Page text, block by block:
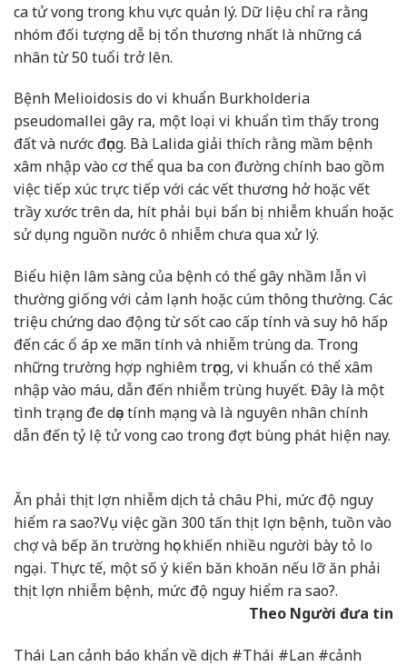
ca tử vong trong khu vực quản lý. Dữ liệu chỉ ra rằng
nhóm đối tượng dễ bị tổn thương nhất là những cá
nhân từ 50 tuổi trở lên.
Bệnh Melioidosis do vi khuẩn Burkholderia
pseudomallei gây ra, một loại vi khuẩn tìm thấy trong
đất và nước đọng. Bà Lalida giải thích rằng mầm bệnh
xâm nhập vào cơ thể qua ba con đường chính bao gồm
việc tiếp xúc trực tiếp với các vết thương hở hoặc vết
trầy xước trên da, hít phải bụi bẩn bị nhiễm khuẩn hoặc
sử dụng nguồn nước ô nhiễm chưa qua xử lý.
Biểu hiện lâm sàng của bệnh có thể gây nhầm lẫn vì
thường giống với cảm lạnh hoặc cúm thông thường. Các
triệu chứng dao động từ sốt cao cấp tính và suy hô hấp
đến các ổ áp xe mãn tính và nhiễm trùng da. Trong
những trường hợp nghiêm trọng, vi khuẩn có thể xâm
nhập vào máu, dẫn đến nhiễm trùng huyết. Đây là một
tình trạng đe dọa tính mạng và là nguyên nhân chính
dẫn đến tỷ lệ tử vong cao trong đợt bùng phát hiện nay.
Ăn phải thịt lợn nhiễm dịch tả châu Phi, mức độ nguy
hiểm ra sao?Vụ việc gần 300 tấn thịt lợn bệnh, tuồn vào
chợ và bếp ăn trường học khiến nhiều người bày tỏ lo
ngại. Thực tế, một số ý kiến băn khoăn nếu lỡ ăn phải
thịt lợn nhiễm bệnh, mức độ nguy hiểm ra sao?.
Theo Người đưa tin
Thái Lan cảnh báo khẩn về dịch #Thái #Lan #cảnh